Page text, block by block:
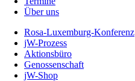
Über uns
Rosa-Luxemburg-Konferenz
jW-Prozess
Aktionsbüro
Genossenschaft
jW-Shop